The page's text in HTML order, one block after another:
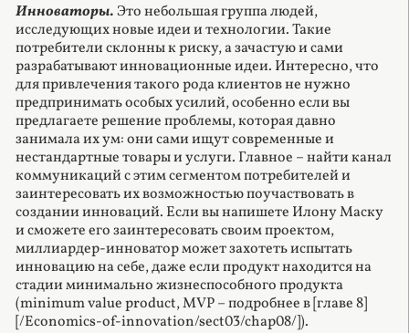
Инноваторы.Это небольшая группа людей,
исследующих новые идеи и технологии. Такие
потребители склонны к риску, а зачастую и сами
разрабатывают инновационные идеи. Интересно, что
для привлечения такого рода клиентов не нужно
предпринимать особых усилий, особенно если вы
предлагаете решение проблемы, которая давно
занимала их ум: они сами ищут современные и
нестандартные товары и услуги. Главное – найти канал
коммуникаций с этим сегментом потребителей и
заинтересовать их возможностью поучаствовать в
создании инноваций. Если вы напишете Илону Маску
и сможете его заинтересовать своим проектом,
миллиардер-инноватор может захотеть испытать
инновацию на себе, даже если продукт находится на
стадии минимально жизнеспособного продукта
(minimum value product, MVP – подробнее в [главе 8]
[/Economics-of-innovation/sect03/chap08/]).